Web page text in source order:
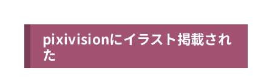
pixivisionにイラスト掲載され
た